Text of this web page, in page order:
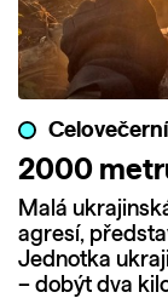
2000
Malá
agresí,
Jednotka
– dobýt dva